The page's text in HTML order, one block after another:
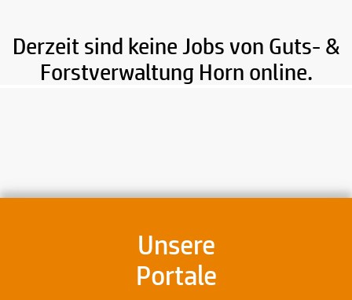
Derzeit sind keine Jobs von Guts- &
Forstverwaltung Horn online.
Unsere
Portale